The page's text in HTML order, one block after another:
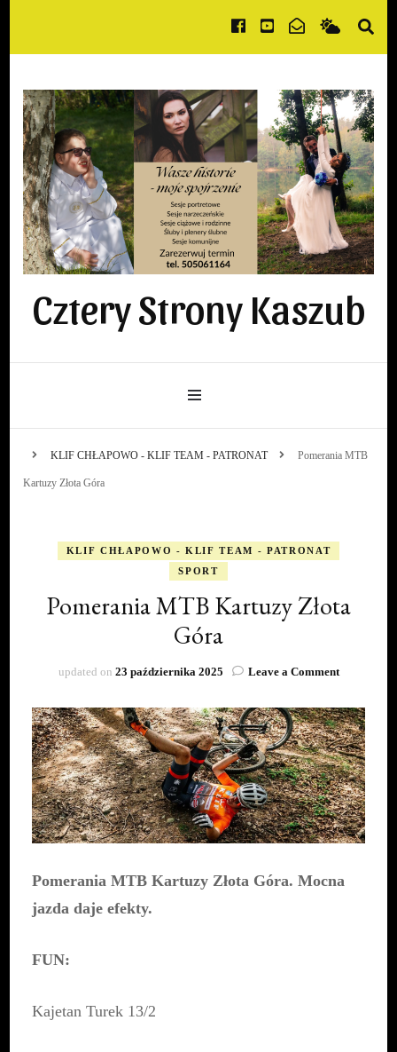
Cztery Strony Kaszub
KLIF CHŁAPOWO - KLIF TEAM - PATRONAT Pomerania MTB
Kartuzy Złota Góra
KLIF CHŁAPOWO - KLIF TEAM - PATRONAT
SPORT
Pomerania MTB Kartuzy Złota
Góra
updated on 23 października 2025 Leave a Commenton
MTB
Kartuzy
Złota
Góra
Pomerania MTB Kartuzy Złota Góra. Mocna
jazda daje efekty.
FUN:
Kajetan Turek 13/2